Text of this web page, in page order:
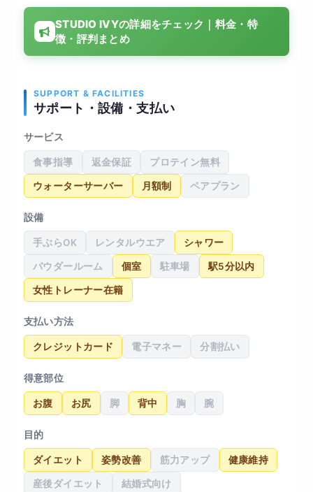
る空間という点がとても良いも感じました。すぐ
に効果があるわけではないとはいえ筋肉痛にはな
ったし、少し体が引き締まったし、体型キープの
ために普段からの生活や習慣にも気をつけようと
STUDIO IVYの詳細をチェック｜料金・特
徴・評判まとめ
SUPPORT & FACILITIES
サポート・設備・支払い
サービス
食事指導 返金保証 プロテイン無料
ウォーターサーバー 月額制 ペアプラン
設備
手ぶらOK レンタルウエア シャワー
パウダールーム 個室 駐車場 駅5分以内
女性トレーナー在籍
支払い方法
クレジットカード 電子マネー 分割払い
得意部位
お腹 お尻 脚 背中 胸 腕
目的
ダイエット 姿勢改善 筋力アップ 健康維持
産後ダイエット 結婚式向け